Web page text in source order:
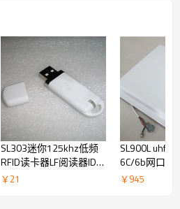
SL303迷你125khz低频
RFID读卡器LF阅读器ID
卡读卡器Android读卡器
￥21
SL900L uhf
6C/6b网口通
超高频一体
￥945